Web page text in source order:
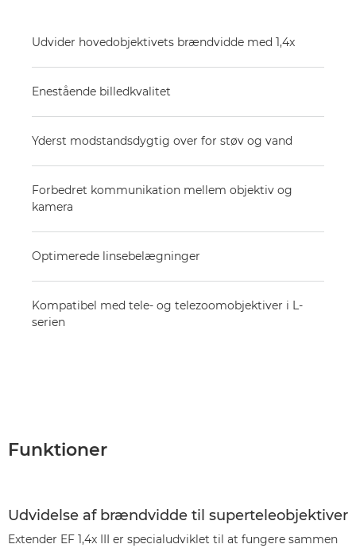
Udvider hovedobjektivets brændvidde med 1,4x
Enestående billedkvalitet
Yderst modstandsdygtig over for støv og vand
Forbedret kommunikation mellem objektiv og
kamera
Optimerede linsebelægninger
Kompatibel med tele- og telezoomobjektiver i L-
serien
Funktioner
Udvidelse af brændvidde til superteleobjektiver
Extender EF 1,4x III er specialudviklet til at fungere sammen